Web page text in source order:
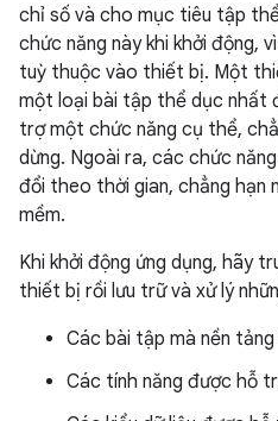
chỉ số và cho mục tiêu tập
chức năng này khi khởi động,
tuỳ thuộc vào thiết bị. Một
một loại bài tập thể dục nhất
trợ một chức năng cụ thể,
dừng. Ngoài ra, các chức
đổi theo thời gian, chẳng hạn
mềm.
Khi khởi động ứng dụng, hãy
thiết bị rồi lưu trữ và xử lý
Các bài tập mà nền
Các tính năng được hỗ